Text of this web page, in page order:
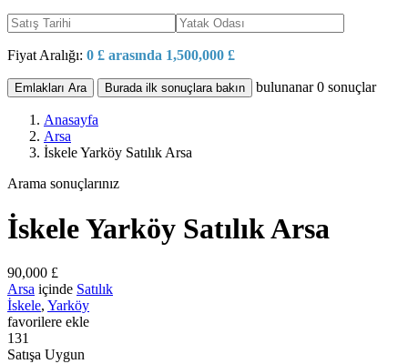
Fiyat Aralığı: 0 £ arasında 1,500,000 £
Emlakları Ara Burada ilk sonuçlara bakın bulunanar0 sonuçlar
Anasayfa
Arsa
İskele Yarköy Satılık Arsa
Arama sonuçlarınız
İskele Yarköy Satılık Arsa
90,000 £
Arsa içinde Satılık
İskele, Yarköy
favorilere ekle
131
Satışa Uygun